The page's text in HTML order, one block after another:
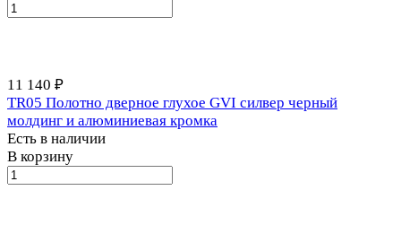
11 140 ₽
TR05 Полотно дверное глухое GVI силвер черный
молдинг и алюминиевая кромка
Есть в наличии
В корзину